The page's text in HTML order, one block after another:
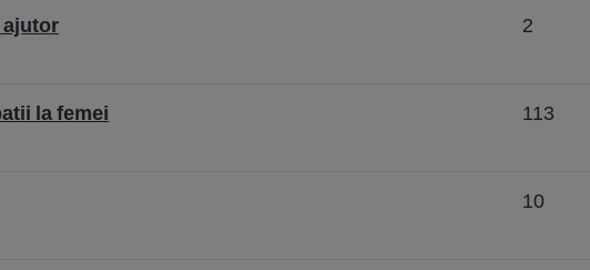
ajutor 2
la femei 113
10